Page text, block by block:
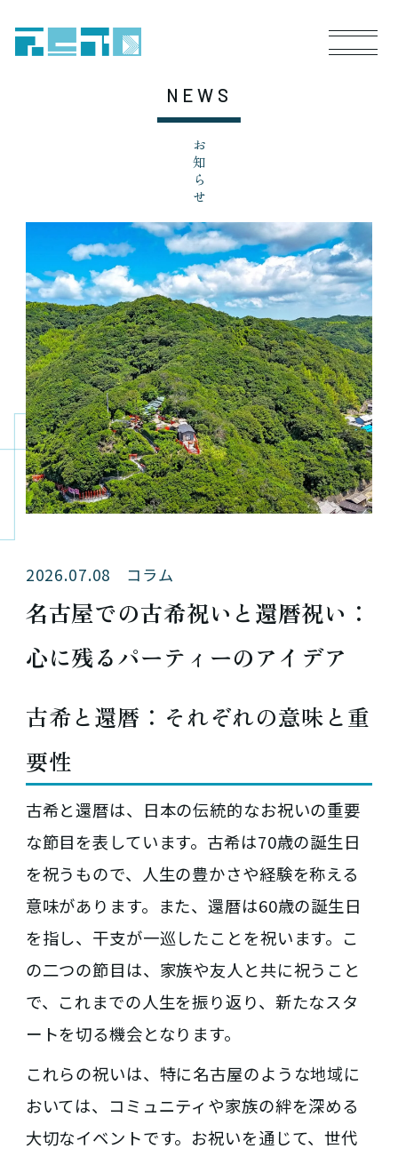
NEWS
お知らせ
2026.07.08 コラム
名古屋での古希祝いと還暦祝い：
心に残るパーティーのアイデア
古希と還暦：それぞれの意味と重
要性
古希と還暦は、日本の伝統的なお祝いの重要
な節目を表しています。古希は70歳の誕生日
を祝うもので、人生の豊かさや経験を称える
意味があります。また、還暦は60歳の誕生日
を指し、干支が一巡したことを祝います。こ
の二つの節目は、家族や友人と共に祝うこと
で、これまでの人生を振り返り、新たなスタ
ートを切る機会となります。
これらの祝いは、特に名古屋のような地域に
おいては、コミュニティや家族の絆を深める
大切なイベントです。お祝いを通じて、世代